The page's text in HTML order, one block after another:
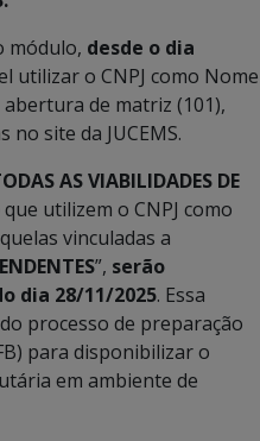
módulo, desde o dia
utilizar o CNPJ como Nome
de matriz (101),
site da JUCEMS.
AS VIABILIDADES DE
que utilizem o CNPJ como
vinculadas a
”, serão
dia 28/11/2025. Essa
processo de preparação
para disponibilizar o
em ambiente de